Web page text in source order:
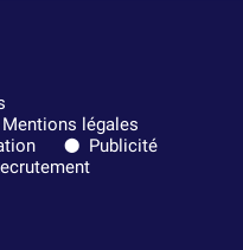
Mentions légales
Publicité